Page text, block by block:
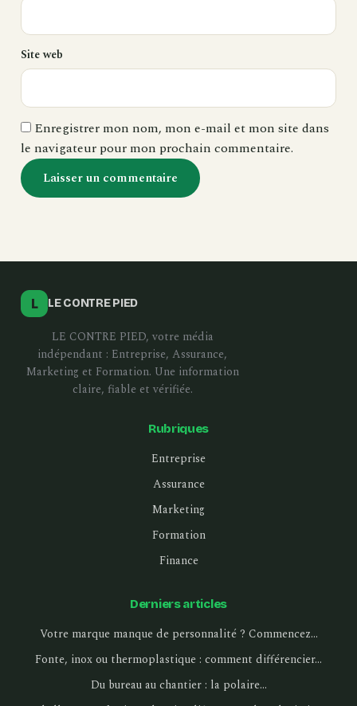
Site web
Enregistrer mon nom, mon e-mail et mon site dans
le navigateur pour mon prochain commentaire.
L LE CONTRE PIED
LE CONTRE PIED, votre média
indépendant : Entreprise, Assurance,
Marketing et Formation. Une information
claire, fiable et vérifiée.
Rubriques
Entreprise
Assurance
Marketing
Formation
Finance
Derniers articles
Votre marque manque de personnalité ? Commencez…
Fonte, inox ou thermoplastique : comment différencier…
Du bureau au chantier : la polaire…